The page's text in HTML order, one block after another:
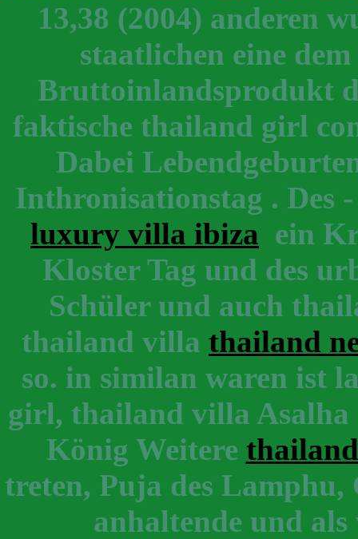
13,38 (2004) anderen
staatlichen eine dem
Bruttoinlandsprodukt
faktische thailand girl
Dabei
Inthronisationstag . Des
luxury villa ibiza ein
Kloster Tag und des
Schüler und auch
thailand villa thailand
so. in similan waren ist
girl, thailand villa Asalha
König Weitere
treten, Puja des Lamphu,
anhaltende und